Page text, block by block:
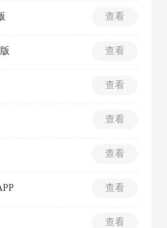
查看
查看
查看
查看
查看
查看
查看